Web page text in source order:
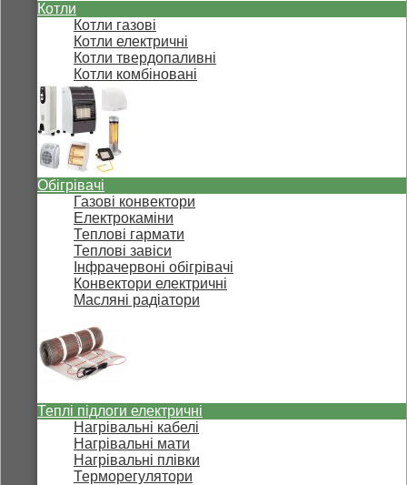
Котли
Котли газові
Котли електричні
Котли твердопаливні
Котли комбіновані
Обігрівачі
Газові конвектори
Електрокаміни
Теплові гармати
Теплові завіси
Інфрачервоні обігрівачі
Конвектори електричні
Масляні радіатори
Теплі підлоги електричні
Нагрівальні кабелі
Нагрівальні мати
Нагрівальні плівки
Терморегулятори